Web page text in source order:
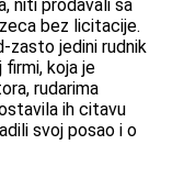
niti prodavali sa
bez licitacije.
zasto jedini rudnik
koja je
rudarima
ih citavu
svoj posao i o